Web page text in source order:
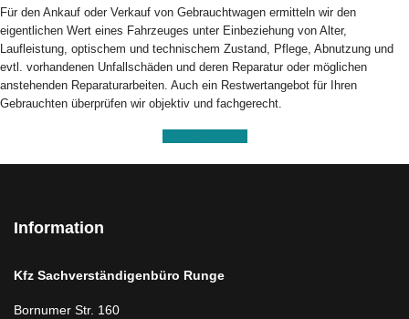
Für den Ankauf oder Verkauf von Gebrauchtwagen ermitteln wir den
eigentlichen Wert eines Fahrzeuges unter Einbeziehung von Alter,
Laufleistung, optischem und technischem Zustand, Pflege, Abnutzung und
evtl. vorhandenen Unfallschäden und deren Reparatur oder möglichen
anstehenden Reparaturarbeiten. Auch ein Restwertangebot für Ihren
Gebrauchten überprüfen wir objektiv und fachgerecht.
Information
Kfz Sachverständigenbüro Runge
Bornumer Str. 160